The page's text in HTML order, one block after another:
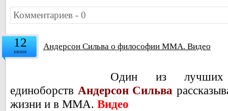
Комментариев - 0
12
июня Андерсон Сильва о философии ММА. Видео
Один из лучших
единоборств Андерсон Сильва
жизни и в ММА. Видео